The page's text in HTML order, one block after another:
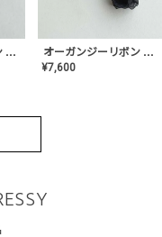
オーガンジーリボン バレリーナイヤリング&ピアス【White】〈PV-COER-12〉 オーガンジーリボン バレリーナイヤリング&ピアス【Black】〈PV-COER-11〉
¥7,600